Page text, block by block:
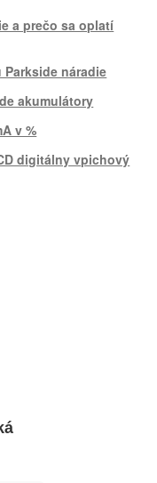
a prečo sa oplatí
Parkside náradie
akumulátory
v %
digitálny vpichový